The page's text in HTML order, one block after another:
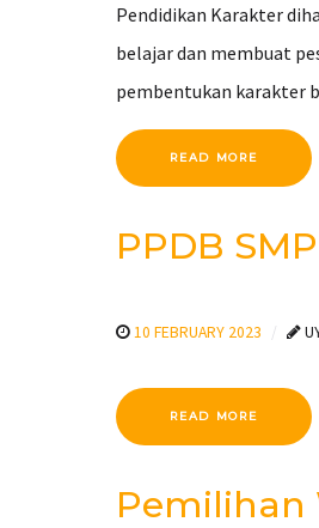
Pendidikan Karakter
belajar dan membuat
pembentukan karakter
READ MORE
PPDB
10 FEBRUARY 2023
READ MORE
Pemilihan